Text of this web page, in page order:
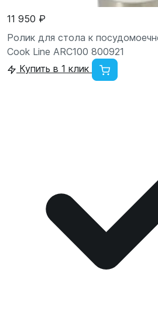
11 950 ₽
Ролик для стола к
Cook Line ARC100 800921
Купить в 1 клик